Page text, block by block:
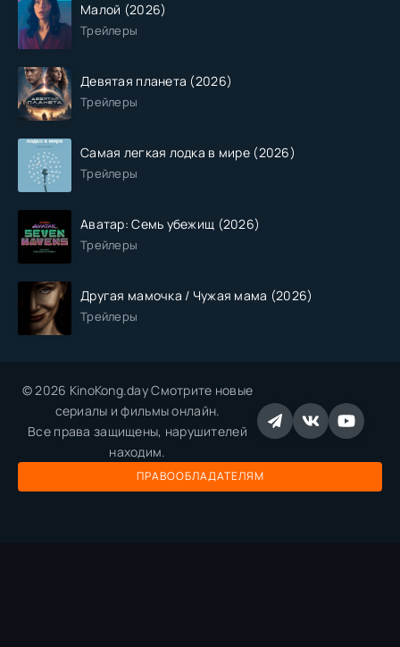
Малой (2026)
Трейлеры
Девятая планета (2026)
Трейлеры
Самая легкая лодка в мире (2026)
Трейлеры
Аватар: Семь убежищ (2026)
Трейлеры
Другая мамочка / Чужая мама (2026)
Трейлеры
© 2026 KinoKong.day Смотрите новые
сериалы и фильмы онлайн.
Все права защищены, нарушителей
находим.
ПРАВООБЛАДАТЕЛЯМ